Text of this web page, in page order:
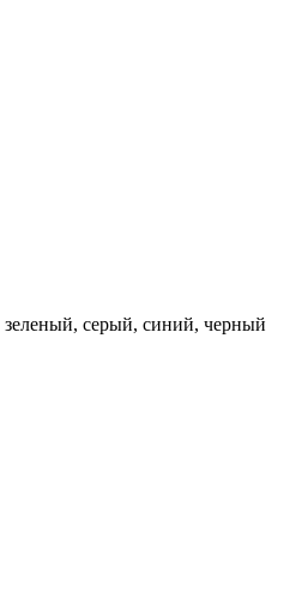
зеленый, серый, синий, черный